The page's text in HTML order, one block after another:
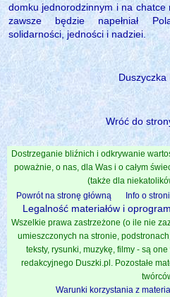
domku jednorodzinnym i na
zawsze będzie napełniał
solidarności, jedności i nadziei.
Duszyczka
Wróć do
Dostrzeganie bliźnich i odkrywanie
poważnie, o nas, dla Was i o całym
(także dla
Powrót na stronę główną
Info o
Legalność materiałów i
Wszelkie prawa zastrzeżone (o ile nie
umieszczonych na stronie,
teksty, rysunki, muzykę, filmy - są
redakcyjnego Duszki.pl. Pozostałe
Warunki korzystania z